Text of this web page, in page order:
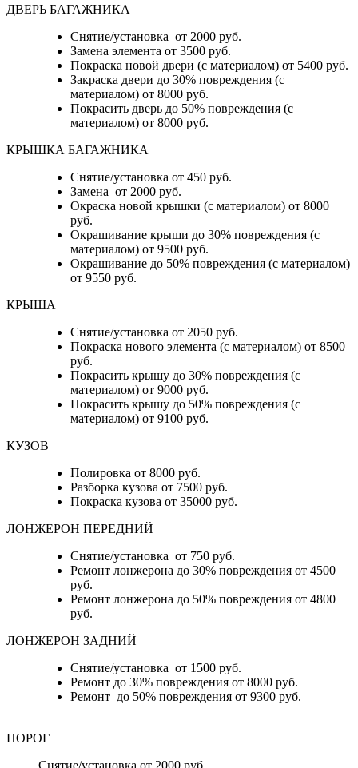
ДВЕРЬ БАГАЖНИКА
Снятие/установка от 2000 руб.
Замена элемента от 3500 руб.
Покраска новой двери (с материалом) от 5400 руб.
Закраска двери до 30% повреждения (с
материалом) от 8000 руб.
Покрасить дверь до 50% повреждения (с
материалом) от 8000 руб.
КРЫШКА БАГАЖНИКА
Снятие/установка от 450 руб.
Замена от 2000 руб.
Окраска новой крышки (с материалом) от 8000
руб.
Окрашивание крыши до 30% повреждения (с
материалом) от 9500 руб.
Окрашивание до 50% повреждения (с материалом)
от 9550 руб.
КРЫША
Снятие/установка от 2050 руб.
Покраска нового элемента (с материалом) от 8500
руб.
Покрасить крышу до 30% повреждения (с
материалом) от 9000 руб.
Покрасить крышу до 50% повреждения (с
материалом) от 9100 руб.
КУЗОВ
Полировка от 8000 руб.
Разборка кузова от 7500 руб.
Покраска кузова от 35000 руб.
ЛОНЖЕРОН ПЕРЕДНИЙ
Снятие/установка от 750 руб.
Ремонт лонжерона до 30% повреждения от 4500
руб.
Ремонт лонжерона до 50% повреждения от 4800
руб.
ЛОНЖЕРОН ЗАДНИЙ
Снятие/установка от 1500 руб.
Ремонт до 30% повреждения от 8000 руб.
Ремонт до 50% повреждения от 9300 руб.
ПОРОГ
Снятие/установка от 2000 руб.